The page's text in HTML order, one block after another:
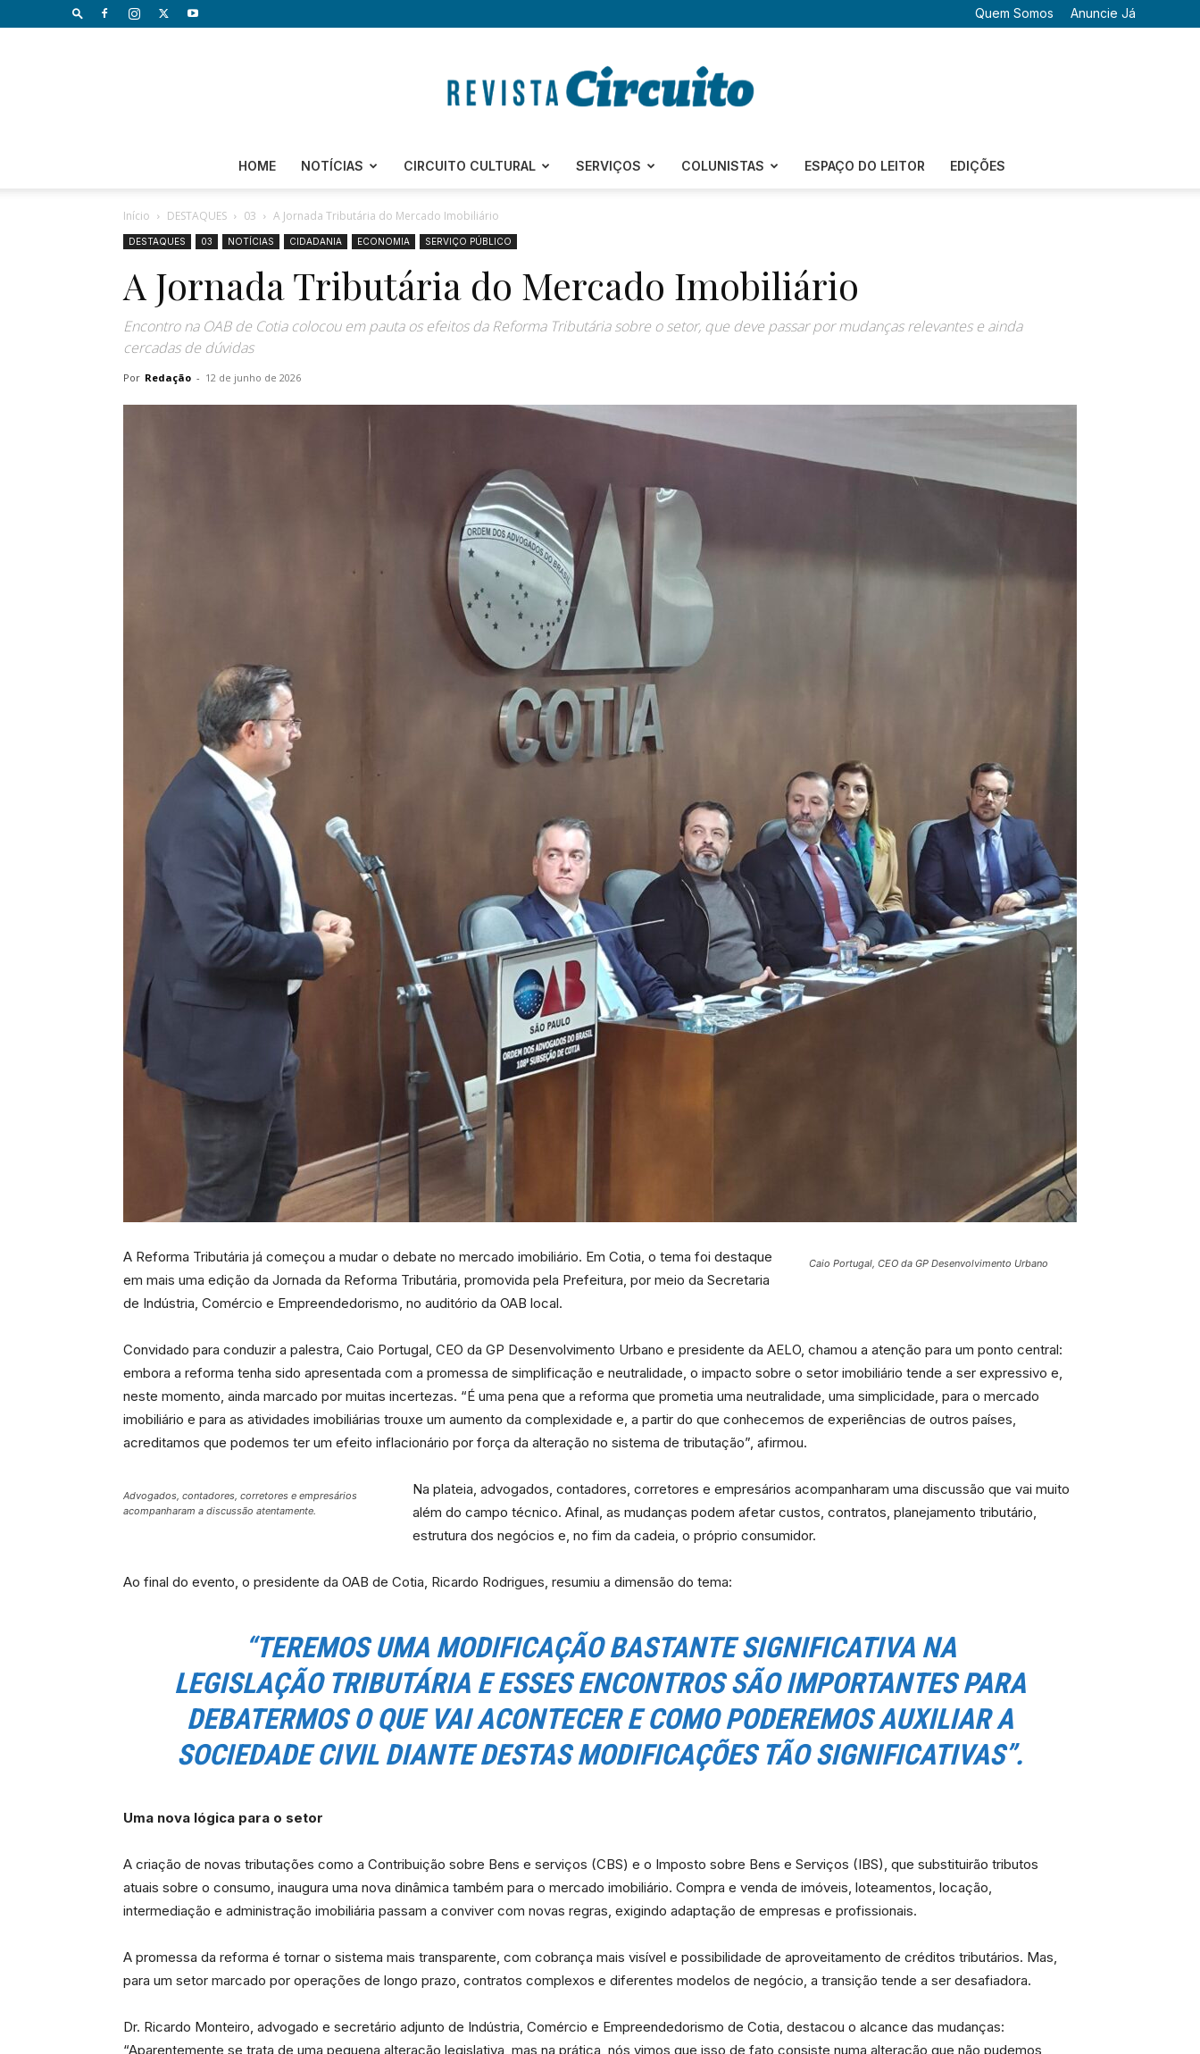
Quem Somos Anuncie Já
Revista
Circuito
Portal
Notícias
Granja
HOME NOTÍCIAS CIRCUITO CULTURAL SERVIÇOS COLUNISTAS ESPAÇO DO LEITOR EDIÇÕES
Início DESTAQUES 03 A Jornada Tributária do Mercado Imobiliário
DESTAQUES 03 NOTÍCIAS CIDADANIA ECONOMIA SERVIÇO PÚBLICO
A Jornada Tributária do Mercado Imobiliário
Encontro na OAB de Cotia colocou em pauta os efeitos da Reforma Tributária sobre o setor, que deve passar por mudanças relevantes e ainda
cercadas de dúvidas
Por Redação - 12 de junho de 2026
Caio Portugal, CEO da GP Desenvolvimento Urbano
A Reforma Tributária já começou a mudar o debate no mercado imobiliário. Em Cotia, o tema foi destaque
em mais uma edição da Jornada da Reforma Tributária, promovida pela Prefeitura, por meio da Secretaria
de Indústria, Comércio e Empreendedorismo, no auditório da OAB local.
Convidado para conduzir a palestra, Caio Portugal, CEO da GP Desenvolvimento Urbano e presidente da AELO, chamou a atenção para um ponto central:
embora a reforma tenha sido apresentada com a promessa de simplificação e neutralidade, o impacto sobre o setor imobiliário tende a ser expressivo e,
neste momento, ainda marcado por muitas incertezas. “É uma pena que a reforma que prometia uma neutralidade, uma simplicidade, para o mercado
imobiliário e para as atividades imobiliárias trouxe um aumento da complexidade e, a partir do que conhecemos de experiências de outros países,
acreditamos que podemos ter um efeito inflacionário por força da alteração no sistema de tributação”, afirmou.
Advogados, contadores, corretores e empresários
acompanharam a discussão atentamente.
Na plateia, advogados, contadores, corretores e empresários acompanharam uma discussão que vai muito
além do campo técnico. Afinal, as mudanças podem afetar custos, contratos, planejamento tributário,
estrutura dos negócios e, no fim da cadeia, o próprio consumidor.
Ao final do evento, o presidente da OAB de Cotia, Ricardo Rodrigues, resumiu a dimensão do tema:
“TEREMOS UMA MODIFICAÇÃO BASTANTE SIGNIFICATIVA NA
LEGISLAÇÃO TRIBUTÁRIA E ESSES ENCONTROS SÃO IMPORTANTES PARA
DEBATERMOS O QUE VAI ACONTECER E COMO PODEREMOS AUXILIAR A
SOCIEDADE CIVIL DIANTE DESTAS MODIFICAÇÕES TÃO SIGNIFICATIVAS”.
Uma nova lógica para o setor
A criação de novas tributações como a Contribuição sobre Bens e serviços (CBS) e o Imposto sobre Bens e Serviços (IBS), que substituirão tributos
atuais sobre o consumo, inaugura uma nova dinâmica também para o mercado imobiliário. Compra e venda de imóveis, loteamentos, locação,
intermediação e administração imobiliária passam a conviver com novas regras, exigindo adaptação de empresas e profissionais.
A promessa da reforma é tornar o sistema mais transparente, com cobrança mais visível e possibilidade de aproveitamento de créditos tributários. Mas,
para um setor marcado por operações de longo prazo, contratos complexos e diferentes modelos de negócio, a transição tende a ser desafiadora.
Dr. Ricardo Monteiro, advogado e secretário adjunto de Indústria, Comércio e Empreendedorismo de Cotia, destacou o alcance das mudanças:
“Aparentemente se trata de uma pequena alteração legislativa, mas na prática, nós vimos que isso de fato consiste numa alteração que não pudemos